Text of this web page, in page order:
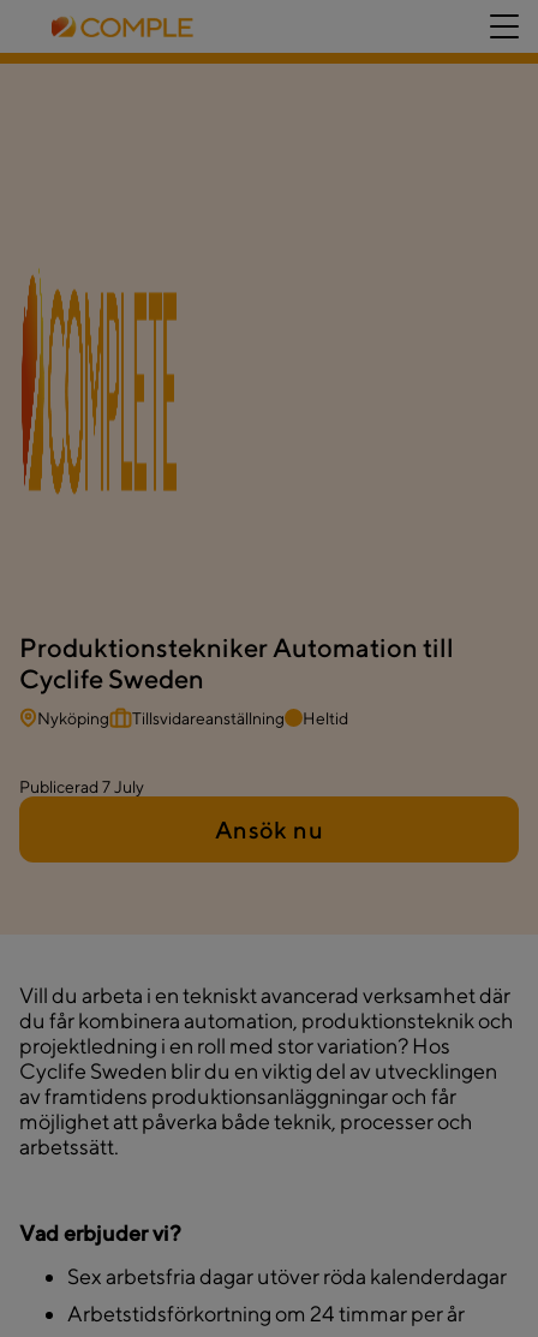
Produktionstekniker Automation till
Cyclife Sweden
Nyköping Tillsvidareanställning Heltid
Publicerad 7 July
Ansök nu
Vill du arbeta i en tekniskt avancerad verksamhet där
du får kombinera automation, produktionsteknik och
projektledning i en roll med stor variation? Hos
Cyclife Sweden blir du en viktig del av utvecklingen
av framtidens produktionsanläggningar och får
möjlighet att påverka både teknik, processer och
arbetssätt.
Vad erbjuder vi?
Sex arbetsfria dagar utöver röda kalenderdagar
Arbetstidsförkortning om 24 timmar per år